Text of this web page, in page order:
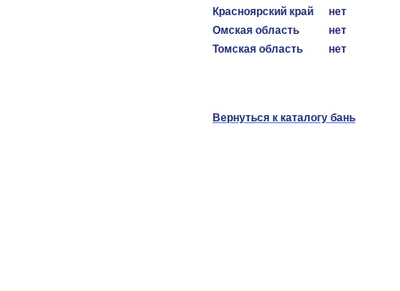
Красноярский край
нет
Омская область
нет
Томская область
нет
Вернуться к каталогу бань